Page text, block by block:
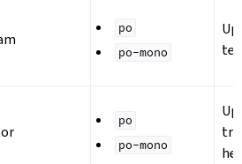
po
po-mono
po
po-mono